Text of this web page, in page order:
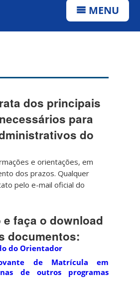
MENU
dos principais
para
do
e orientações, em
dos prazos. Qualquer
pelo e-mail oficial do
e faça o download
documentos:
do Orientador
de Matrícula em
de outros programas